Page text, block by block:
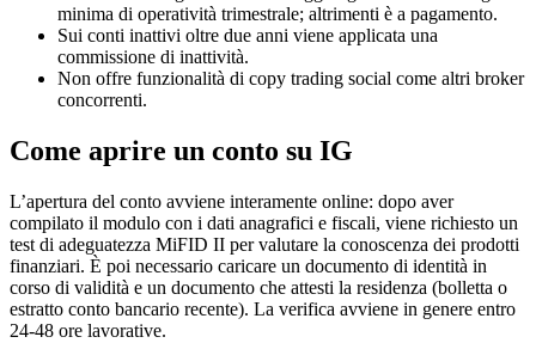
minima di operatività trimestrale; altrimenti è a pagamento.
Sui conti inattivi oltre due anni viene applicata una
commissione di inattività.
Non offre funzionalità di copy trading social come altri broker
concorrenti.
Come aprire un conto su IG
L’apertura del conto avviene interamente online: dopo aver
compilato il modulo con i dati anagrafici e fiscali, viene richiesto un
test di adeguatezza MiFID II per valutare la conoscenza dei prodotti
finanziari. È poi necessario caricare un documento di identità in
corso di validità e un documento che attesti la residenza (bolletta o
estratto conto bancario recente). La verifica avviene in genere entro
24-48 ore lavorative.